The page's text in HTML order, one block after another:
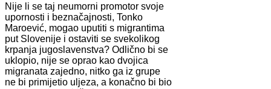
Nije li se taj neumorni promotor svoje
upornosti i beznačajnosti, Tonko
Maroević, mogao uputiti s migrantima
put Slovenije i ostaviti se svekolikog
krpanja jugoslavenstva? Odlično bi se
uklopio, nije se oprao kao dvojica
migranata zajedno, nitko ga iz grupe
ne bi primijetio uljeza, a konačno bi bio